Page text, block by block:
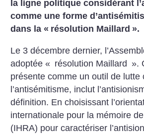
la ligne politique considérant
comme une forme
dans la « résolution Maillard ».
Le 3 décembre dernier,
adoptée « résolution Maillard ».
présente comme un outil de lutte
l’antisémitisme, inclut
définition. En choisissant
internationale pour la mémoire
(IHRA) pour caractériser